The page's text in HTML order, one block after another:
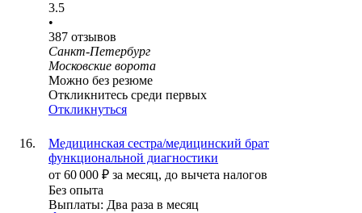
3.5
•
387 отзывов
Санкт-Петербург
Московские ворота
Можно без резюме
Откликнитесь среди первых
Откликнуться
Медицинская сестра/медицинский брат
функциональной диагностики
от 60 000 ₽ за месяц, до вычета налогов
Без опыта
Выплаты: Два раза в месяц